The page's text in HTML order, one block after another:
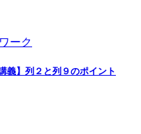
ワーク
義】列２と列９のポイント